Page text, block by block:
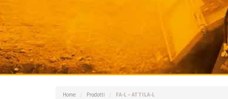
Home / Prodotti / FA-L – ATTILA-L